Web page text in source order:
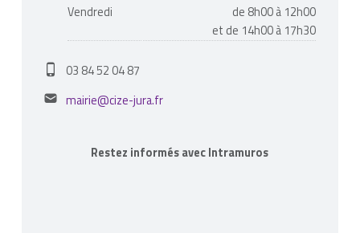
Vendredi
de 8h00 à 12h00
et de 14h00 à 17h30
Phone number:
03 84 52 04 87
Email address:
mairie@cize-jura.fr
Restez informés avec Intramuros